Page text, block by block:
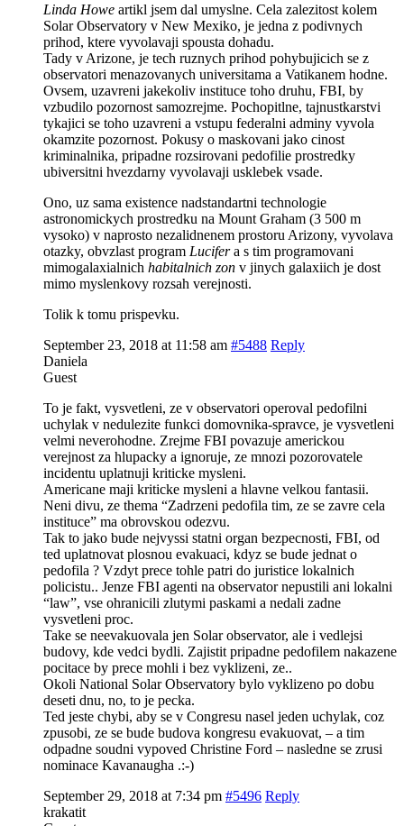
Linda Howe artikl jsem dal umyslne. Cela zalezitost kolem
Solar Observatory v New Mexiko, je jedna z podivnych
prihod, ktere vyvolavaji spousta dohadu.
Tady v Arizone, je tech ruznych prihod pohybujicich se z
observatori menazovanych universitama a Vatikanem hodne.
Ovsem, uzavreni jakekoliv instituce toho druhu, FBI, by
vzbudilo pozornost samozrejme. Pochopitlne, tajnustkarstvi
tykajici se toho uzavreni a vstupu federalni adminy vyvola
okamzite pozornost. Pokusy o maskovani jako cinost
kriminalnika, pripadne rozsirovani pedofilie prostredky
ubiversitni hvezdarny vyvolavaji usklebek vsade.
Ono, uz sama existence nadstandartni technologie
astronomickych prostredku na Mount Graham (3 500 m
vysoko) v naprosto nezalidnenem prostoru Arizony, vyvolava
otazky, obvzlast program Lucifera s tim programovani
mimogalaxialnich habitalnich zon v jinych galaxiich je dost
mimo myslenkovy rozsah verejnosti.
Tolik k tomu prispevku.
September 23, 2018 at 11:58 am #5488 Reply
Daniela
Guest
To je fakt, vysvetleni, ze v observatori operoval pedofilni
uchylak v nedulezite funkci domovnika-spravce, je vysvetleni
velmi neverohodne. Zrejme FBI povazuje americkou
verejnost za hlupacky a ignoruje, ze mnozi pozorovatele
incidentu uplatnuji kriticke mysleni.
Americane maji kriticke mysleni a hlavne velkou fantasii.
Neni divu, ze thema “Zadrzeni pedofila tim, ze se zavre cela
instituce” ma obrovskou odezvu.
Tak to jako bude nejvyssi statni organ bezpecnosti, FBI, od
ted uplatnovat plosnou evakuaci, kdyz se bude jednat o
pedofila ? Vzdyt prece tohle patri do juristice lokalnich
policistu.. Jenze FBI agenti na observator nepustili ani lokalni
“law”, vse ohranicili zlutymi paskami a nedali zadne
vysvetleni proc.
Take se neevakuovala jen Solar observator, ale i vedlejsi
budovy, kde vedci bydli. Zajistit pripadne pedofilem nakazene
pocitace by prece mohli i bez vyklizeni, ze..
Okoli National Solar Observatory bylo vyklizeno po dobu
deseti dnu, no, to je pecka.
Ted jeste chybi, aby se v Congresu nasel jeden uchylak, coz
zpusobi, ze se bude budova kongresu evakuovat, – a tim
odpadne soudni vypoved Christine Ford – nasledne se zrusi
nominace Kavanaugha .:-)
September 29, 2018 at 7:34 pm #5496 Reply
krakatit